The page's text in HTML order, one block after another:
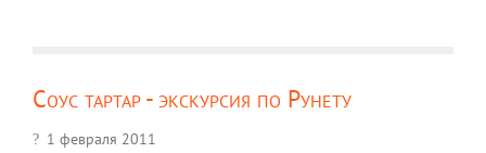
Соус тартар - экскурсия по Рунету
1 февраля 2011